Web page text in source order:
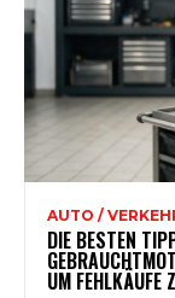
AUTO /
DIE BESTEN
UM FEHLKÄUFE